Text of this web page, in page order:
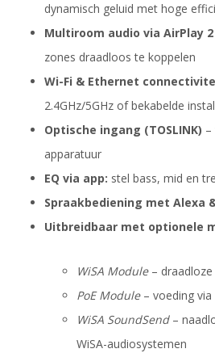
dynamisch geluid met hoge
Multiroom audio via AirPlay
zones draadloos te koppelen
Wi-Fi & Ethernet
2.4GHz/5GHz of bekabelde
Optische ingang (TOSLINK) –
apparatuur
EQ via app: stel bass, mid en
Spraakbediening met Alexa
Uitbreidbaar met optionele
WiSA Module– draadloze
PoE Module– voeding via
WiSA SoundSend–
WiSA-audiosystemen